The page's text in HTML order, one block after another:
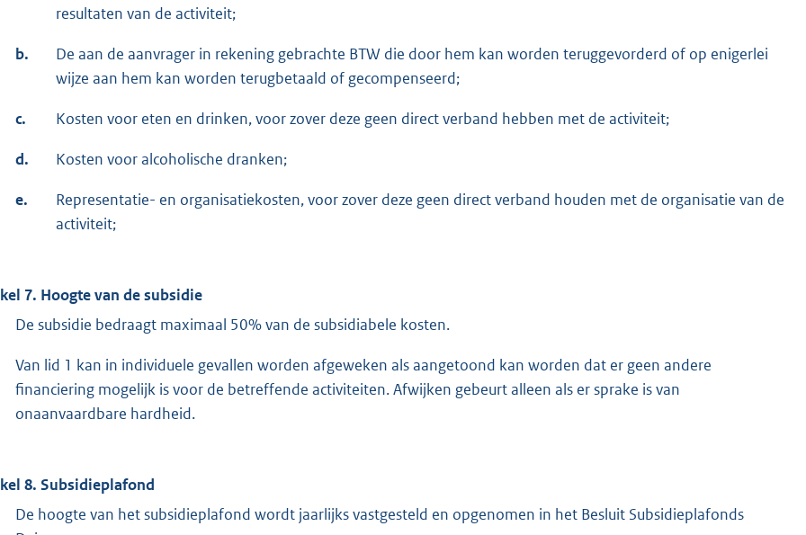
resultaten van de activiteit;
b.
De aan de aanvrager in rekening gebrachte BTW die door hem kan worden teruggevorderd of op enigerlei
wijze aan hem kan worden terugbetaald of gecompenseerd;
c. Kosten voor eten en drinken, voor zover deze geen direct verband hebben met de activiteit;
d. Kosten voor alcoholische dranken;
e.
Representatie- en organisatiekosten, voor zover deze geen direct verband houden met de organisatie van de
activiteit;
7. Hoogte van de subsidie
De subsidie bedraagt maximaal 50% van de subsidiabele kosten.
Van lid 1 kan in individuele gevallen worden afgeweken als aangetoond kan worden dat er geen andere
financiering mogelijk is voor de betreffende activiteiten. Afwijken gebeurt alleen als er sprake is van
onaanvaardbare hardheid.
8. Subsidieplafond
De hoogte van het subsidieplafond wordt jaarlijks vastgesteld en opgenomen in het Besluit Subsidieplafonds